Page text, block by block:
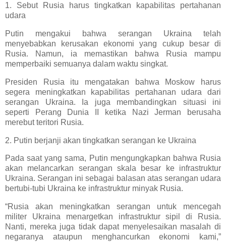
1. Sebut Rusia harus tingkatkan kapabilitas pertahanan
udara
Putin mengakui bahwa serangan Ukraina telah
menyebabkan kerusakan ekonomi yang cukup besar di
Rusia. Namun, ia memastikan bahwa Rusia mampu
memperbaiki semuanya dalam waktu singkat.
Presiden Rusia itu mengatakan bahwa Moskow harus
segera meningkatkan kapabilitas pertahanan udara dari
serangan Ukraina. Ia juga membandingkan situasi ini
seperti Perang Dunia II ketika Nazi Jerman berusaha
merebut teritori Rusia.
2. Putin berjanji akan tingkatkan serangan ke Ukraina
Pada saat yang sama, Putin mengungkapkan bahwa Rusia
akan melancarkan serangan skala besar ke infrastruktur
Ukraina. Serangan ini sebagai balasan atas serangan udara
bertubi-tubi Ukraina ke infrastruktur minyak Rusia.
“Rusia akan meningkatkan serangan untuk mencegah
militer Ukraina menargetkan infrastruktur sipil di Rusia.
Nanti, mereka juga tidak dapat menyelesaikan masalah di
negaranya ataupun menghancurkan ekonomi kami,”